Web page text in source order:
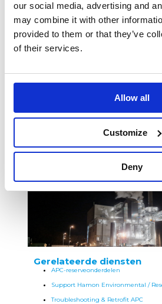
our social media, advertising and
may combine it with other
provided to them or that they’ve
of their services.
Allow all
Customize
Deny
Een geïntegreerde EPC-
volledige levenscyclus
Onder de vlag van Leroux & Lotz
bij de volledige levenscyclus van
aanpassing aan nieuwe
verbetering van beschikbaarheid
afvalenergie, biomassa, mineralen,
Gerelateerde diensten
APC-reserveonderdelen
Support Hamon Environmental /
Troubleshooting & Retrofit APC